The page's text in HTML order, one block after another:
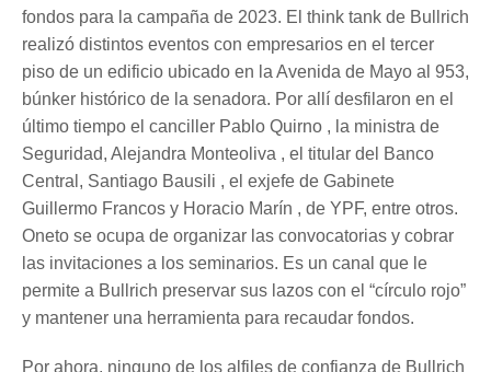
fondos para la campaña de 2023. El think tank de Bullrich
realizó distintos eventos con empresarios en el tercer
piso de un edificio ubicado en la Avenida de Mayo al 953,
búnker histórico de la senadora. Por allí desfilaron en el
último tiempo el canciller Pablo Quirno , la ministra de
Seguridad, Alejandra Monteoliva , el titular del Banco
Central, Santiago Bausili , el exjefe de Gabinete
Guillermo Francos y Horacio Marín , de YPF, entre otros.
Oneto se ocupa de organizar las convocatorias y cobrar
las invitaciones a los seminarios. Es un canal que le
permite a Bullrich preservar sus lazos con el “círculo rojo”
y mantener una herramienta para recaudar fondos.
Por ahora, ninguno de los alfiles de confianza de Bullrich